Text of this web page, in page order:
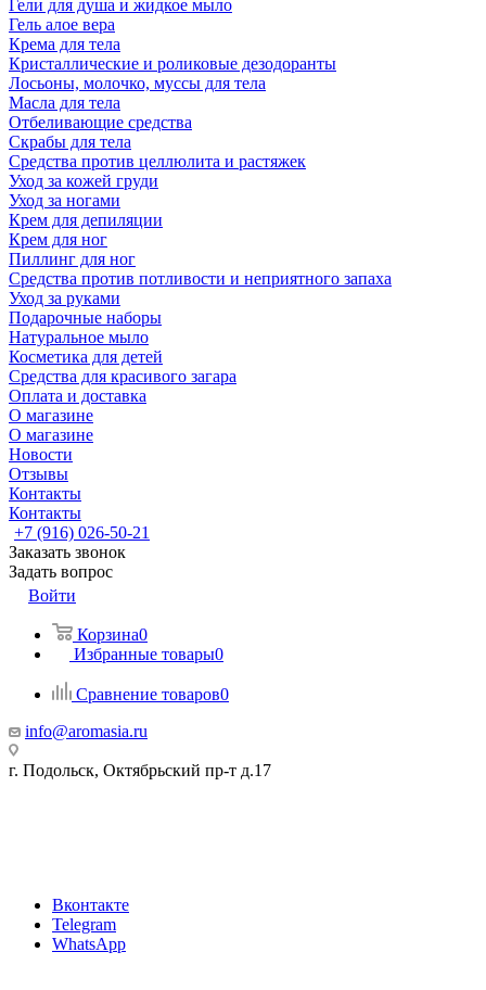
Гели для душа и жидкое мыло
Гель алое вера
Крема для тела
Кристаллические и роликовые дезодоранты
Лосьоны, молочко, муссы для тела
Масла для тела
Отбеливающие средства
Скрабы для тела
Средства против целлюлита и растяжек
Уход за кожей груди
Уход за ногами
Крем для депиляции
Крем для ног
Пиллинг для ног
Средства против потливости и неприятного запаха
Уход за руками
Подарочные наборы
Натуральное мыло
Косметика для детей
Средства для красивого загара
Оплата и доставка
О магазине
О магазине
Новости
Отзывы
Контакты
Контакты
+7 (916) 026-50-21
Заказать звонок
Задать вопрос
Войти
Корзина0
Избранные товары0
Сравнение товаров0
info@aromasia.ru
г. Подольск, Октябрьский пр-т д.17
Вконтакте
Telegram
WhatsApp